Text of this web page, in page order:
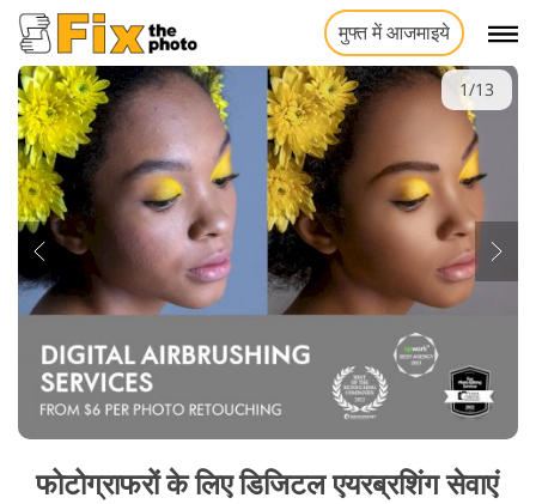
मुफ्त में आजमाइये
1/13
फोटोग्राफरों के लिए डिजिटल एयरब्रशिंग सेवाएं